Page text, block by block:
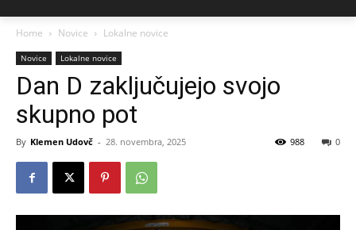
Home Novice Lokalne novice
Novice Lokalne novice
Dan D zaključujejo svojo
skupno pot
By Klemen Udovč - 28. novembra, 2025 0
988